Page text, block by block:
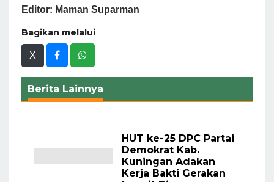
Editor: Maman Suparman
Bagikan melalui
X
Berita Lainnya
HUT ke-25 DPC Partai
Demokrat Kab.
Kuningan Adakan
Kerja Bakti Gerakan